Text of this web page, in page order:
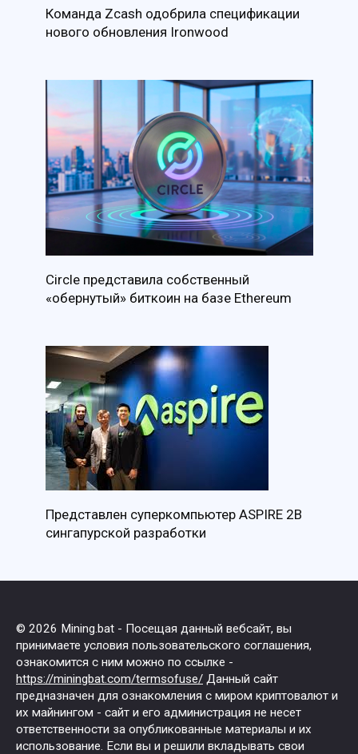
Команда Zcash одобрила спецификации
нового обновления Ironwood
Circle представила собственный
«обернутый» биткоин на базе Ethereum
Представлен суперкомпьютер ASPIRE 2B
сингапурской разработки
© 2026 Mining.bat - Посещая данный вебсайт, вы
принимаете условия пользовательского соглашения,
ознакомится с ним можно по ссылке -
https://miningbat.com/termsofuse/ Данный сайт
предназначен для ознакомления с миром криптовалют и
их майнингом - сайт и его администрация не несет
ответственности за опубликованные материалы и их
использование. Если вы и решили вкладывать свои